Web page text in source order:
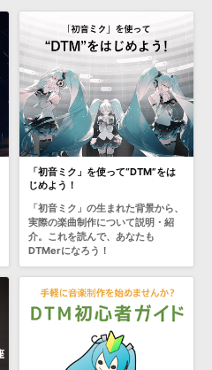
「初音ミク」を使って“DTM”をは
じめよう！
「初音ミク」の生まれた背景から、
実際の楽曲制作について説明・紹
介。これを読んで、あなたも
DTMerになろう！